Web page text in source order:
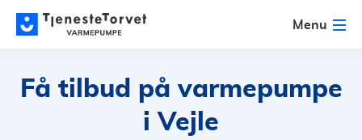
Menu
Få tilbud på varmepumpe
i Vejle